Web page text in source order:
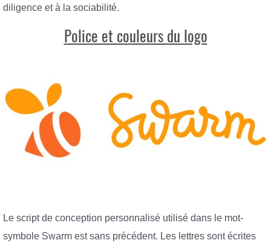
diligence et à la sociabilité.
Police et couleurs du logo
Le script de conception personnalisé utilisé dans le mot-
symbole Swarm est sans précédent. Les lettres sont écrites